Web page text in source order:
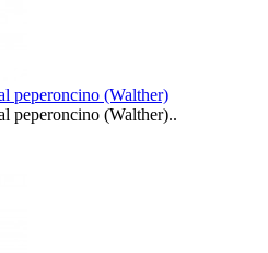
peperoncino (Walther)
peperoncino (Walther)..